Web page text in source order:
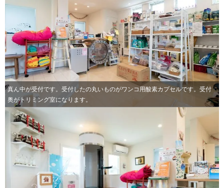
真ん中が受付です。受付したの丸いものがワンコ用酸素カプセルです。受付
奥がトリミング室になります。